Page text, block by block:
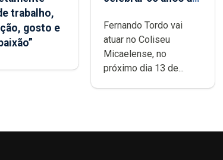
trabalho,
gosto e
Micaelense
Fernando Tordo vai
atuar no Coliseu
Micaelense, no
próximo dia 13 de...